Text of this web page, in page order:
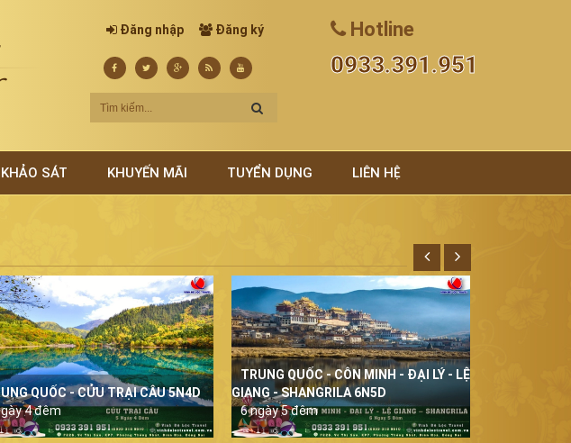
Đăng nhập Đăng ký Hotline
0933.391.951
KHẢO SÁT KHUYẾN MÃI TUYỂN DỤNG LIÊN HỆ
QUỐC - CỬU TRẠI CÂU 5N4D
4 đêm
TRUNG QUỐC - CÔN MINH - ĐẠI LÝ - LỆ
GIANG - SHANGRILA 6N5D
6 ngày 5 đêm